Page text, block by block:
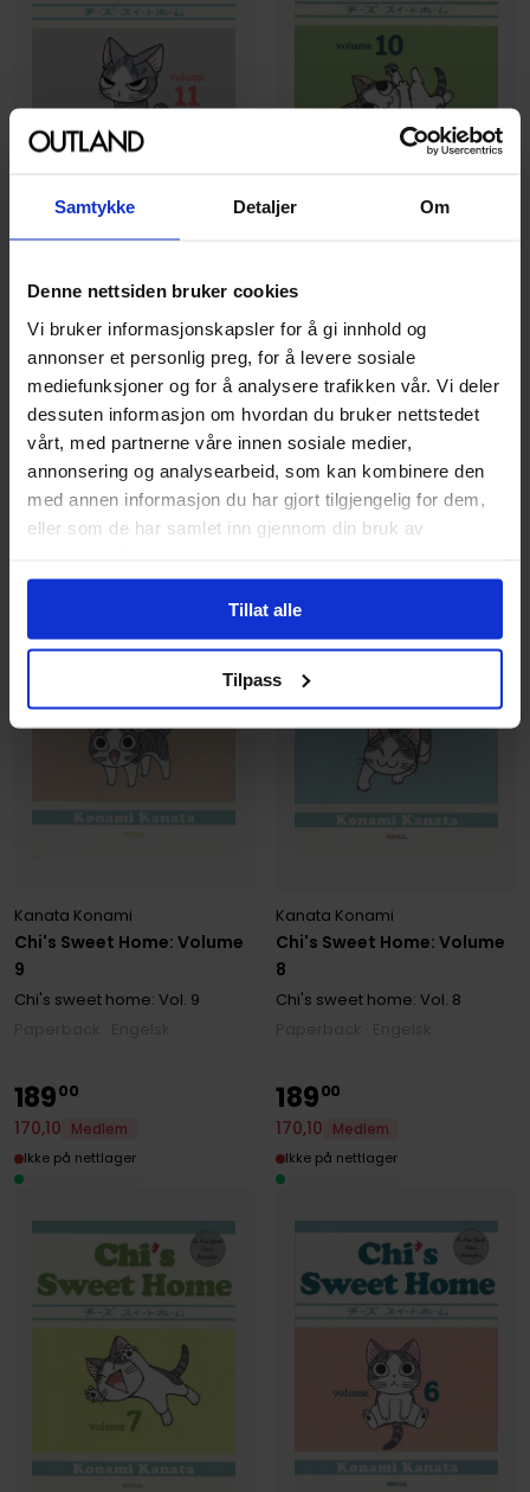
Samtykke Detaljer Om
Denne nettsiden bruker cookies
Vi bruker informasjonskapsler for å gi innhold og
annonser et personlig preg, for å levere sosiale
mediefunksjoner og for å analysere trafikken vår. Vi deler
dessuten informasjon om hvordan du bruker nettstedet
vårt, med partnerne våre innen sosiale medier,
annonsering og analysearbeid, som kan kombinere den
med annen informasjon du har gjort tilgjengelig for dem,
eller som de har samlet inn gjennom din bruk av
Tillat alle
Tilpass
Chi's Sweet Home: Volume
Chi's sweet home:
Vol. 11
Paperback · Engelsk
Chi's Sweet Home: Volume
10
Chi's sweet home:
Paperback · Engelsk
Chi's Sweet Home: Volume
9
Kanata Konami
Chi's sweet home: Vol. 9
18900
170,10 Medlem
Ikke på nettlager
Chi's Sweet Home: Volume
8
Kanata Konami
Chi's sweet home: Vol. 8
18900
170,10
Medlem
Ikke på nettlager
18900
170,10
Medlem
Ikke på nettlager
18900
170,10
Medlem
Ikke på nettlager